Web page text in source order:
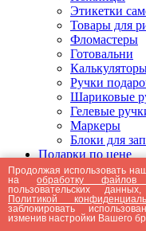
Этикетки
Товары для
Фломастеры
Готовальни
Ручки
Шариковые
Гелевые
Маркеры
Блоки для
Подарки по цене
Подарки от
Подарки до
Подарки до
Подарки до
Подарки до
Продолжая использовать
наобработку файлов
пользовательских
Политикой
заблокировать
изменив настройки Вашего